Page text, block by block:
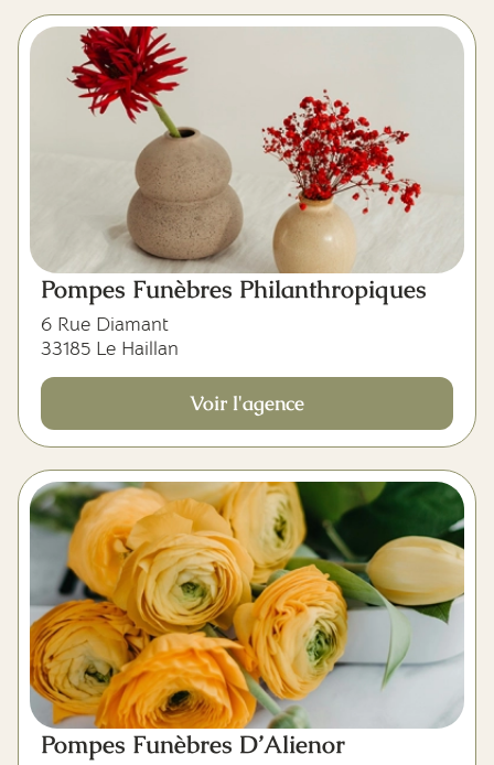
Pompes Funèbres Philanthropiques
6 Rue Diamant
33185 Le Haillan
Voir l'agence
Pompes Funèbres D’Alienor